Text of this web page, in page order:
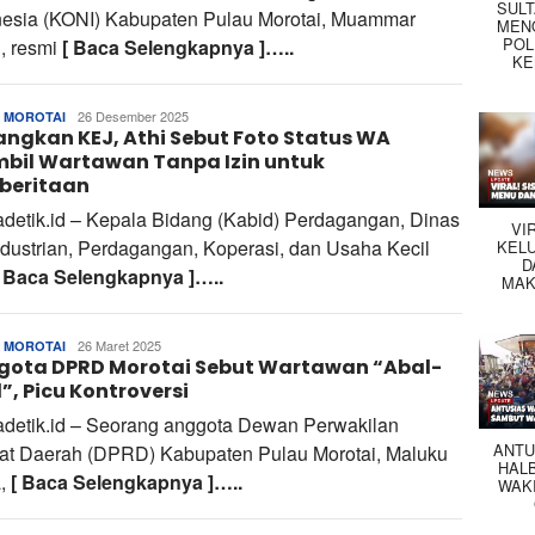
(KONI) Kabupaten Pulau Morotai, Muammar
resmi [ Baca Selengkapnya ]…..
Bahrul
26 Desember 2025
KEJ, Athi Sebut Foto Status WA
Wartawan Tanpa Izin untuk
– Kepala Bidang (Kabid) Perdagangan, Dinas
Perdagangan, Koperasi, dan Usaha Kecil
Selengkapnya ]…..
Bahrul
26 Maret 2025
DPRD Morotai Sebut Wartawan “Abal-
Picu Kontroversi
– Seorang anggota Dewan Perwakilan
Daerah (DPRD) Kabupaten Pulau Morotai, Maluku
[ Baca Selengkapnya ]…..